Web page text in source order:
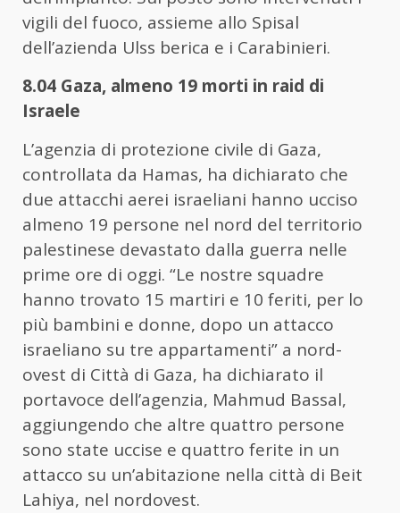
vigili del fuoco, assieme allo Spisal
dell’azienda Ulss berica e i Carabinieri.
8.04 Gaza, almeno 19 morti in raid di
Israele
L’agenzia di protezione civile di Gaza,
controllata da Hamas, ha dichiarato che
due attacchi aerei israeliani hanno ucciso
almeno 19 persone nel nord del territorio
palestinese devastato dalla guerra nelle
prime ore di oggi. “Le nostre squadre
hanno trovato 15 martiri e 10 feriti, per lo
più bambini e donne, dopo un attacco
israeliano su tre appartamenti” a nord-
ovest di Città di Gaza, ha dichiarato il
portavoce dell’agenzia, Mahmud Bassal,
aggiungendo che altre quattro persone
sono state uccise e quattro ferite in un
attacco su un’abitazione nella città di Beit
Lahiya, nel nordovest.